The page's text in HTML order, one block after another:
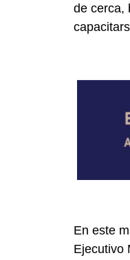
de cerca,
En este
Ejecutivo